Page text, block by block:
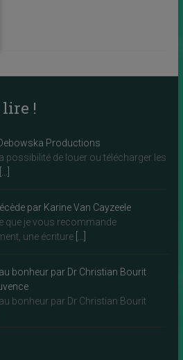
lire !
Productions
possibilité de louer ou télécharger les
[…]
par Karine Van Cayzeele
que je vous recommande
une écriture […]
bonheur par Dr Christian Bourit
bonheur par Dr Christian Bourit